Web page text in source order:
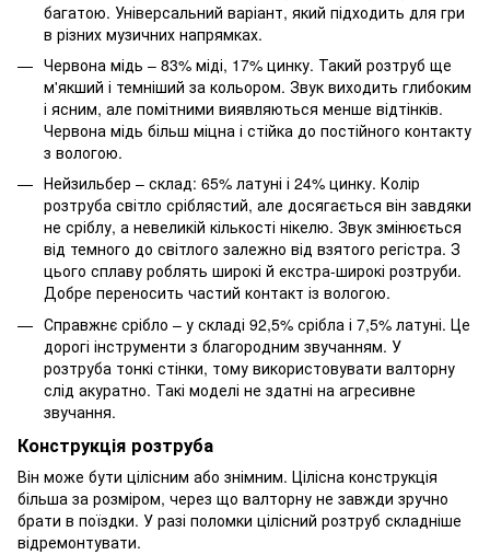
багатою. Універсальний варіант, який підходить для гри
в різних музичних напрямках.
Червона мідь – 83% міді, 17% цинку. Такий розтруб ще
м'якший і темніший за кольором. Звук виходить глибоким
і ясним, але помітними виявляються менше відтінків.
Червона мідь більш міцна і стійка до постійного контакту
з вологою.
Нейзильбер – склад: 65% латуні і 24% цинку. Колір
розтруба світло сріблястий, але досягається він завдяки
не сріблу, а невеликій кількості нікелю. Звук змінюється
від темного до світлого залежно від взятого регістра. З
цього сплаву роблять широкі й екстра-широкі розтруби.
Добре переносить частий контакт із вологою.
Справжнє срібло – у складі 92,5% срібла і 7,5% латуні. Це
дорогі інструменти з благородним звучанням. У
розтруба тонкі стінки, тому використовувати валторну
слід акуратно. Такі моделі не здатні на агресивне
звучання.
Конструкція розтруба
Він може бути цілісним або знімним. Цілісна конструкція
більша за розміром, через що валторну не завжди зручно
брати в поїздки. У разі поломки цілісний розтруб складніше
відремонтувати.